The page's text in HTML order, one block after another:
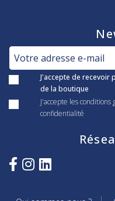
J'accepte de recevoir
de la boutique
J'accepte les
confidentialité